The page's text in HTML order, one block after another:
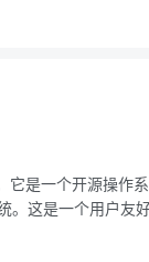
它是一个开源操作
。这是一个用户友